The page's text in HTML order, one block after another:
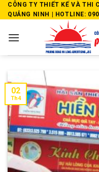
Skip
to
CÔNG TY THIẾT KẾ VÀ THI
QUẢNG NINH | HOTLINE:
02
Th4